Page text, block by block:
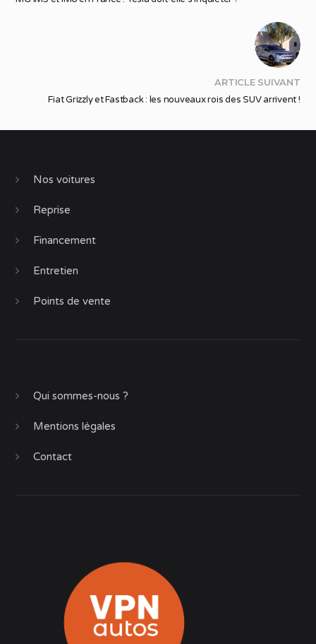
ARTICLE SUIVANT
Fiat Grizzly et Fastback : les nouveaux rois des SUV arrivent !
Nos voitures
Reprise
Financement
Entretien
Points de vente
Qui sommes-nous ?
Mentions légales
Contact